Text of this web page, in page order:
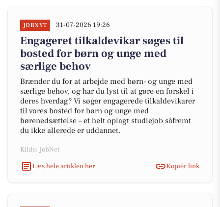
JOBNYT 31-07-2026 19:26
Engageret tilkaldevikar søges til
bosted for børn og unge med
særlige behov
Brænder du for at arbejde med børn- og unge med
særlige behov, og har du lyst til at gøre en forskel i
deres hverdag? Vi søger engagerede tilkaldevikarer
til vores bosted for børn og unge med
hørenedsættelse – et helt oplagt studiejob såfremt
du ikke allerede er uddannet.
Kilde: JobNet
Læs hele artiklen her
Kopiér link